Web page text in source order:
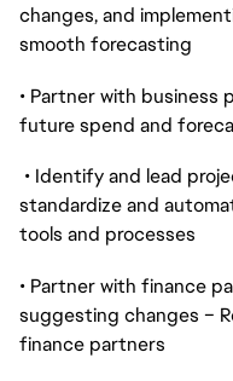
changes, and
smooth forecasting
• Partner with business
future spend and
• Identify and lead
standardize and
tools and processes
• Partner with finance
suggesting changes –
finance partners